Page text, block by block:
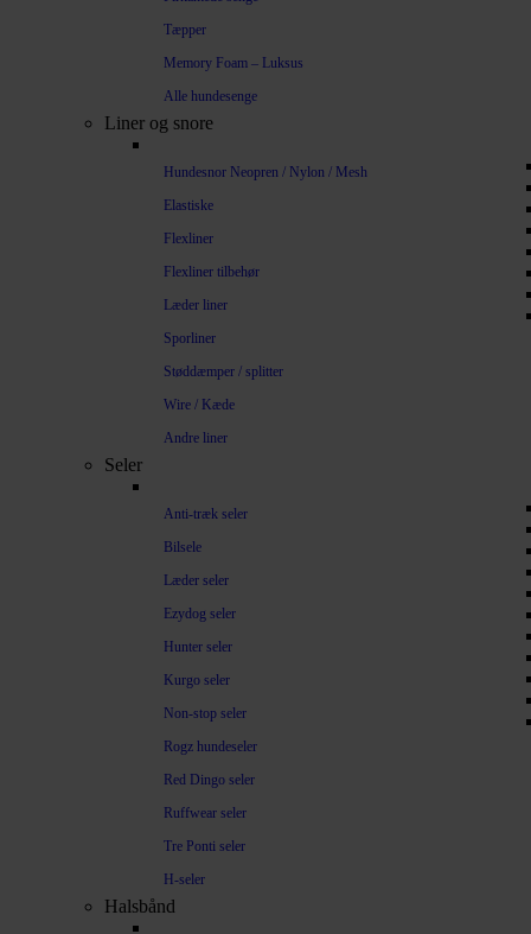
Tæpper
Memory Foam – Luksus
Alle hundesenge
Liner og snore
Hundesnor Neopren / Nylon / Mesh
Elastiske
Flexliner
Flexliner tilbehør
Læder liner
Sporliner
Støddæmper / splitter
Wire / Kæde
Andre liner
Seler
Anti-træk seler
Bilsele
Læder seler
Ezydog seler
Hunter seler
Kurgo seler
Non-stop seler
Rogz hundeseler
Red Dingo seler
Ruffwear seler
Tre Ponti seler
H-seler
Halsbånd